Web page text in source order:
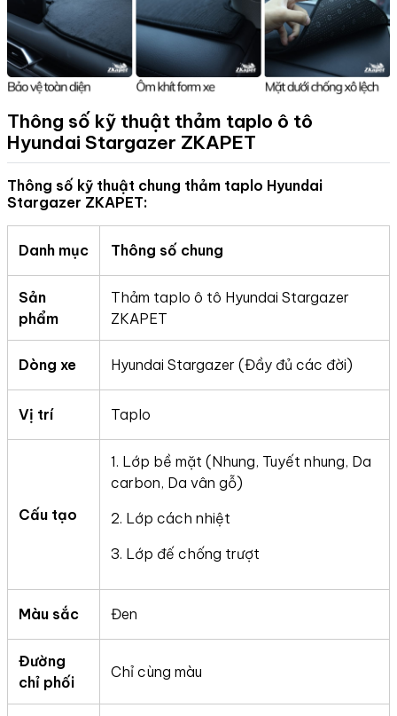
Thông số kỹ thuật thảm taplo ô tô
Hyundai Stargazer ZKAPET
Thông số kỹ thuật chung thảm taplo Hyundai
Stargazer ZKAPET:
Danh mục Thông số chung
Sản
phẩm
Thảm taplo ô tô Hyundai Stargazer
ZKAPET
Dòng xe Hyundai Stargazer (Đầy đủ các đời)
Vị trí Taplo
Cấu tạo
1. Lớp bề mặt (Nhung, Tuyết nhung, Da
carbon, Da vân gỗ)
2. Lớp cách nhiệt
3. Lớp đế chống trượt
Màu sắc Đen
Đường
chỉ phối
Chỉ cùng màu